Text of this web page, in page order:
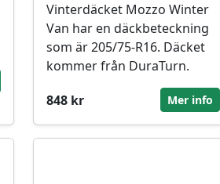
Vinterdäcket Mozzo Winter
Van har en däckbeteckning
som är 205/75-R16. Däcket
kommer från DuraTurn.
848 kr
Mer info